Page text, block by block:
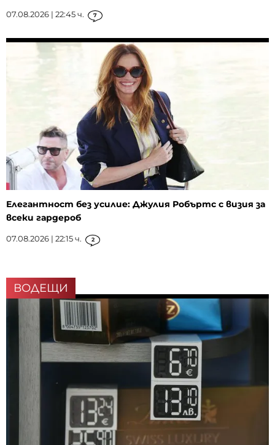
07.08.2026 | 22:45 ч. 7
Елегантност без усилие: Джулия Робъртс с визия за
всеки гардероб
07.08.2026 | 22:15 ч. 2
ВОДЕЩИ